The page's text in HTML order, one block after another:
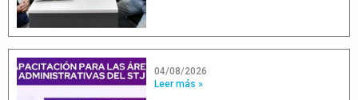
04/08/2026
Leer más »